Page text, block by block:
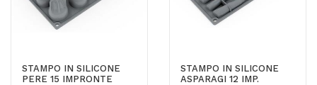
STAMPO IN SILICONE
PERE 15 IMPRONTE
STAMPO IN SILICONE
ASPARAGI 12 IMP.